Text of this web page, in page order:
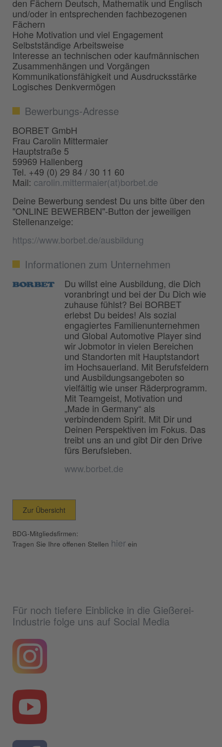
den Fächern Deutsch, Mathematik und Englisch
und/oder in entsprechenden fachbezogenen
Fächern
Hohe Motivation und viel Engagement
Selbstständige Arbeitsweise
Interesse an technischen oder kaufmännischen
Zusammenhängen und Vorgängen
Kommunikationsfähigkeit und Ausdrucksstärke
Logisches Denkvermögen
Bewerbungs-Adresse
BORBET GmbH
Frau Carolin Mittermaier
Hauptstraße 5
59969 Hallenberg
Tel. +49 (0) 29 84 / 30 11 60
Mail: carolin.mittermaier(at)borbet.de
Deine Bewerbung sendest Du uns bitte über den
"ONLINE BEWERBEN"-Button der jeweiligen
Stellenanzeige:
https://www.borbet.de/ausbildung
Informationen zum Unternehmen
Du willst eine Ausbildung, die Dich
voranbringt und bei der Du Dich wie
zuhause fühlst? Bei BORBET
erlebst Du beides! Als sozial
engagiertes Familienunternehmen
und Global Automotive Player sind
wir Jobmotor in vielen Bereichen
und Standorten mit Hauptstandort
im Hochsauerland. Mit Berufsfeldern
und Ausbildungsangeboten so
vielfältig wie unser Räderprogramm.
Mit Teamgeist, Motivation und
„Made in Germany“ als
verbindendem Spirit. Mit Dir und
Deinen Perspektiven im Fokus. Das
treibt uns an und gibt Dir den Drive
fürs Berufsleben.
www.borbet.de
Zur Übersicht
BDG-Mitgliedsfirmen:
Tragen Sie Ihre offenen Stellen hier ein
Für noch tiefere Einblicke in die Gießerei-
Industrie folge uns auf Social Media